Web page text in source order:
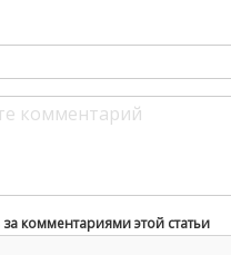
за комментариями этой статьи